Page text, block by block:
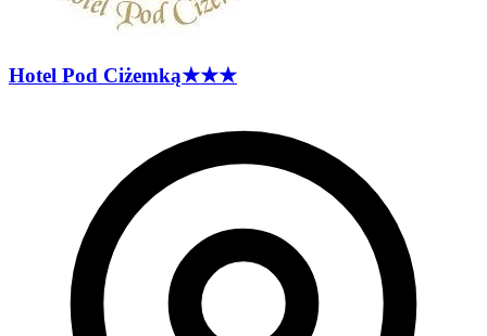
Hotel Pod Ciżemką★★★